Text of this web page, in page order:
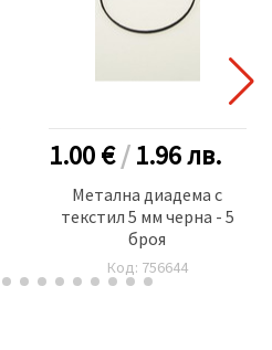
1.00 €/1.96лв.
Метална диадема с
текстил 5 мм черна - 5
броя
Код: 756644